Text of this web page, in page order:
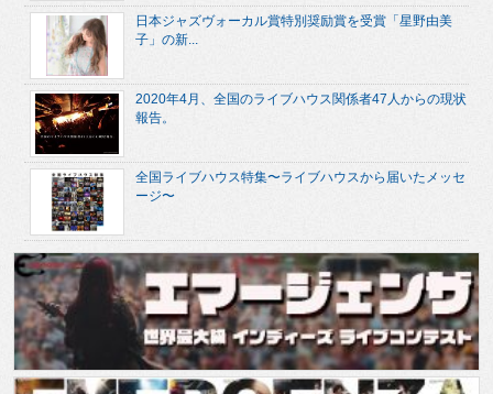
日本ジャズヴォーカル賞特別奨励賞を受賞「星野由美
子」の新...
2020年4月、全国のライブハウス関係者47人からの現状
報告。
全国ライブハウス特集〜ライブハウスから届いたメッセ
ージ〜